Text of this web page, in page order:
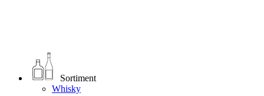
Sortiment
Whisky